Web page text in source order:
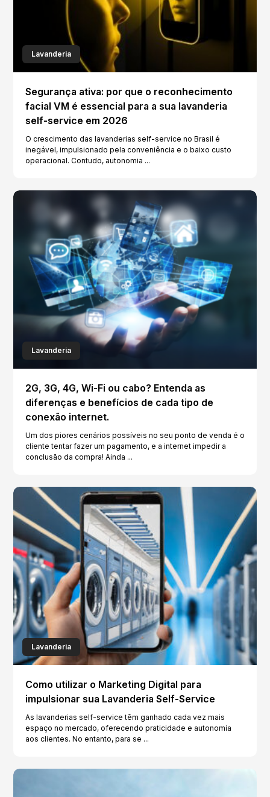
Lavanderia
Segurança ativa: por que o reconhecimento
facial VM é essencial para a sua lavanderia
self-service em 2026
O crescimento das lavanderias self-service no Brasil é
inegável, impulsionado pela conveniência e o baixo custo
operacional. Contudo, autonomia ...
Lavanderia
2G, 3G, 4G, Wi-Fi ou cabo? Entenda as
diferenças e benefícios de cada tipo de
conexão internet.
Um dos piores cenários possíveis no seu ponto de venda é o
cliente tentar fazer um pagamento, e a internet impedir a
conclusão da compra! Ainda ...
Lavanderia
Como utilizar o Marketing Digital para
impulsionar sua Lavanderia Self-Service
As lavanderias self-service têm ganhado cada vez mais
espaço no mercado, oferecendo praticidade e autonomia
aos clientes. No entanto, para se ...